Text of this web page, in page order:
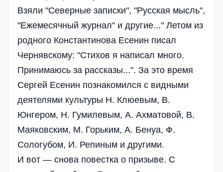
Взяли "Северные записки", "Русская мысль",
"Ежемесячный журнал" и другие..." Летом из
родного Константинова Есенин писал
Чернявскому: "Стихов я написал много.
Принимаюсь за рассказы...". За это время
Сергей Есенин познакомился с видными
деятелями культуры Н. Клюевым, В.
Юнгером, Н. Гумилевым, А. Ахматовой, В.
Маяковским, М. Горьким, А. Бенуа, Ф.
Сологубом, И. Репиным и другими.
И вот — снова повестка о призыве. С